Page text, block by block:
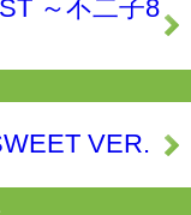
～不二子8
VER.